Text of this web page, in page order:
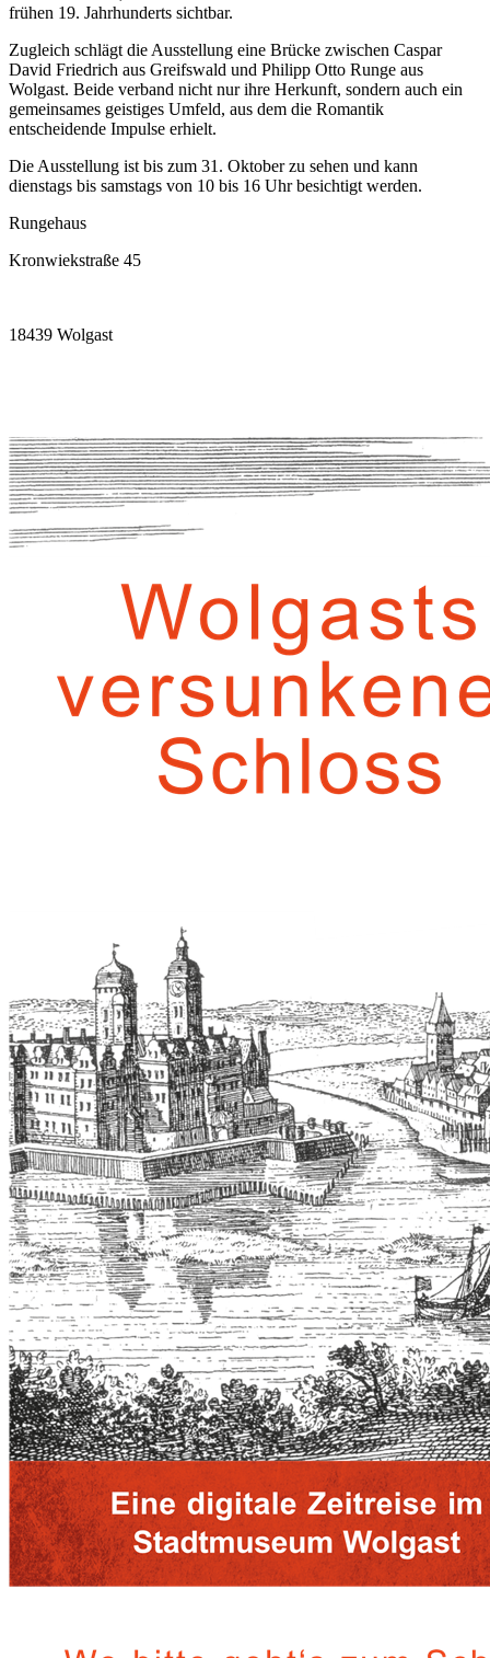
frühen 19. Jahrhunderts sichtbar.
Zugleich schlägt die Ausstellung eine Brücke zwischen Caspar
David Friedrich aus Greifswald und Philipp Otto Runge aus
Wolgast. Beide verband nicht nur ihre Herkunft, sondern auch ein
gemeinsames geistiges Umfeld, aus dem die Romantik
entscheidende Impulse erhielt.
Die Ausstellung ist bis zum 31. Oktober zu sehen und kann
dienstags bis samstags von 10 bis 16 Uhr besichtigt werden.
Rungehaus
Kronwiekstraße 45
18439 Wolgast